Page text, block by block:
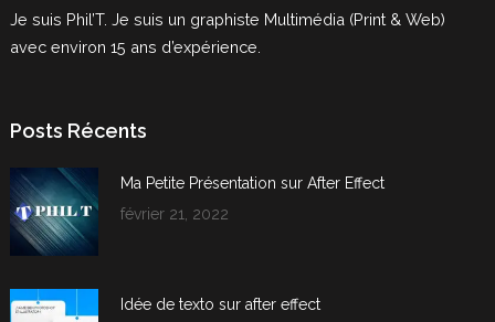
Je suis Phil’T. Je suis un graphiste Multimédia (Print & Web)
avec environ 15 ans d’expérience.
Posts Récents
Ma Petite Présentation sur After Effect
février 21, 2022
Idée de texto sur after effect